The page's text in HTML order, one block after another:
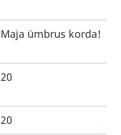
Maja ümbrus korda!
20
20